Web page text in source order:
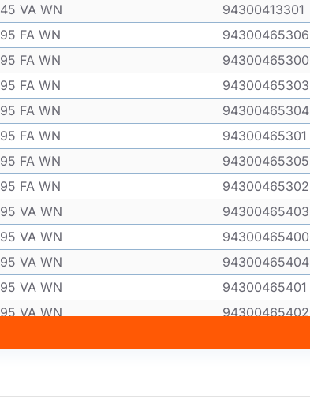
VA WN
94300413301
FA WN
94300465306
FA WN
94300465300
FA WN
94300465303
FA WN
94300465304
FA WN
94300465301
FA WN
94300465305
FA WN
94300465302
VA WN
94300465403
VA WN
94300465400
VA WN
94300465404
VA WN
94300465401
VA WN
94300465402